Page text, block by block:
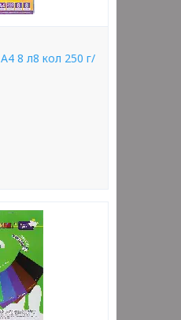
8 л8 кол 250 г/